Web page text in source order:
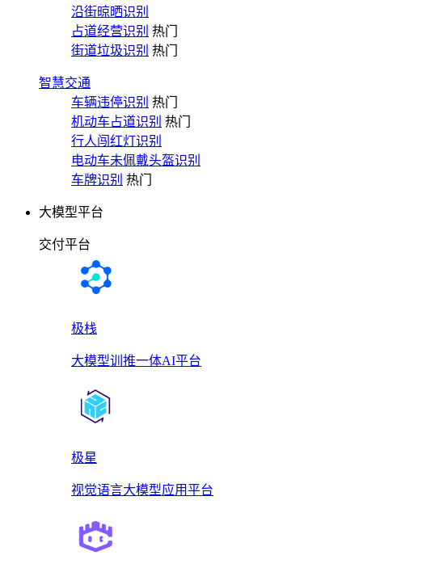
沿街晾晒识别
占道经营识别 热门
街道垃圾识别 热门
智慧交通
车辆违停识别 热门
机动车占道识别 热门
行人闯红灯识别
电动车未佩戴头盔识别
车牌识别 热门
大模型平台
交付平台
极栈
大模型训推一体AI平台
极星
视觉语言大模型应用平台